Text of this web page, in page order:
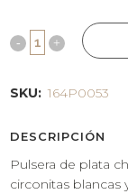
SKU: 164P0053
DESCRIPCIÓN
Pulsera de plata
circonitas blancas